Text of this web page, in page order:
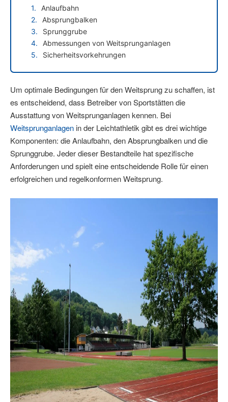
Anlaufbahn
Absprungbalken
Sprunggrube
Abmessungen von Weitsprunganlagen
Sicherheitsvorkehrungen
Um optimale Bedingungen für den Weitsprung zu schaffen, ist
es entscheidend, dass Betreiber von Sportstätten die
Ausstattung von Weitsprunganlagen kennen. Bei
Weitsprunganlagen in der Leichtathletik gibt es drei wichtige
Komponenten: die Anlaufbahn, den Absprungbalken und die
Sprunggrube. Jeder dieser Bestandteile hat spezifische
Anforderungen und spielt eine entscheidende Rolle für einen
erfolgreichen und regelkonformen Weitsprung.